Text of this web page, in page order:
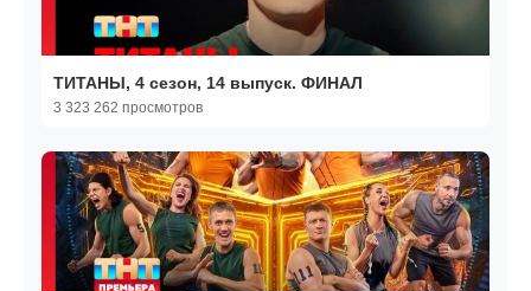
ТИТАНЫ, 4 сезон, 14 выпуск. ФИНАЛ
3 323 262 просмотров